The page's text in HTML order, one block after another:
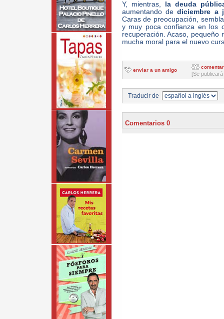
Y, mientras,
la deuda
aumentando dediciembre a
Caras de preocupación,
y muy poca confianza en los
recuperación. Acaso, pequeño
mucha moral para el nuevo
enviar a un amigo
comentar
[Se
Traducir de
Comentarios 0